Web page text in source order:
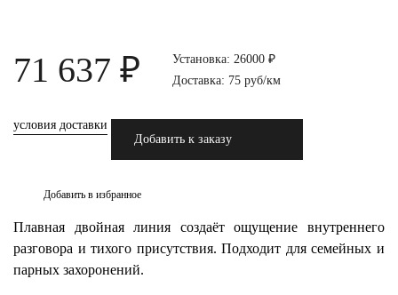
71 637 ₽
Установка: 26000 ₽
Доставка: 75 руб/км
условия доставки
Добавить к заказу
Добавить в избранное
Плавная двойная линия создаёт ощущение внутреннего
разговора и тихого присутствия. Подходит для семейных и
парных захоронений.